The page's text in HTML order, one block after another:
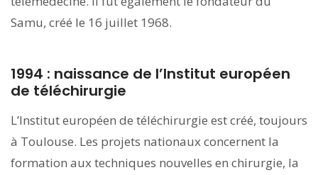
Samu, créé le 16 juillet 1968.
1994 : naissance de l’Institut européen
de téléchirurgie
L’Institut européen de téléchirurgie est créé, toujours
à Toulouse. Les projets nationaux concernent la
formation aux techniques nouvelles en chirurgie, la